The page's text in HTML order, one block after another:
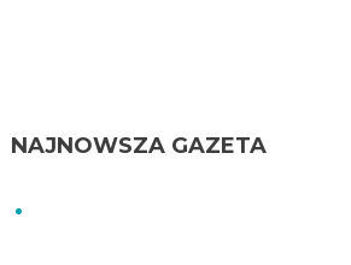
NAJNOWSZA GAZETA